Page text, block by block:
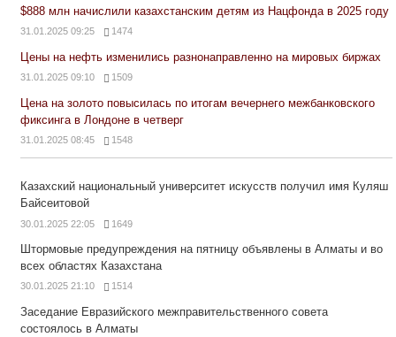
$888 млн начислили казахстанским детям из Нацфонда в 2025 году
31.01.2025 09:25 1474
Цены на нефть изменились разнонаправленно на мировых биржах
31.01.2025 09:10 1509
Цена на золото повысилась по итогам вечернего межбанковского
фиксинга в Лондоне в четверг
31.01.2025 08:45 1548
Казахский национальный университет искусств получил имя Куляш
Байсеитовой
30.01.2025 22:05 1649
Штормовые предупреждения на пятницу объявлены в Алматы и во
всех областях Казахстана
30.01.2025 21:10 1514
Заседание Евразийского межправительственного совета
состоялось в Алматы